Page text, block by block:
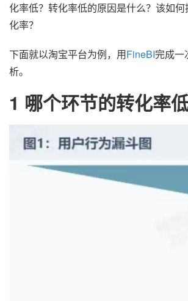
化率低？转化率低的原因是什么？该如
化率？
下面就以淘宝平台为例，用FineBI完成一
析。
1 哪个环节的转化率低